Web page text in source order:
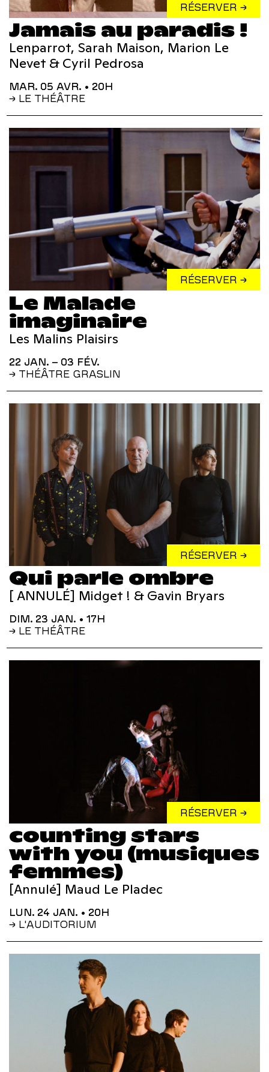
RÉSERVER →
Jamais au paradis !
Lenparrot, Sarah Maison, Marion Le
Nevet & Cyril Pedrosa
MAR. 05 AVR. • 20H
→ LE THÉÂTRE
RÉSERVER →
Le Malade
imaginaire
Les Malins Plaisirs
22 JAN. – 03 FÉV.
→ THÉÂTRE GRASLIN
RÉSERVER →
Qui parle ombre
[ ANNULÉ] Midget ! & Gavin Bryars
DIM. 23 JAN. • 17H
→ LE THÉÂTRE
RÉSERVER →
counting stars
with you (musiques
femmes)
[Annulé] Maud Le Pladec
LUN. 24 JAN. • 20H
→ L'AUDITORIUM